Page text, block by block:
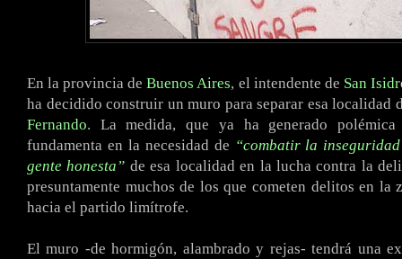
En la provincia deBuenos Aires, el intendente de San
ha decidido construir un muro para separar esa localidad
Fernando. La medida, que ya ha generado polémica
fundamenta en la necesidad de “combatir la
gente honesta” de esa localidad en la lucha contra la
presuntamente muchos de los que cometen delitos en la
hacia el partido limítrofe.
El muro -de hormigón, alambrado y rejas- tendrá una